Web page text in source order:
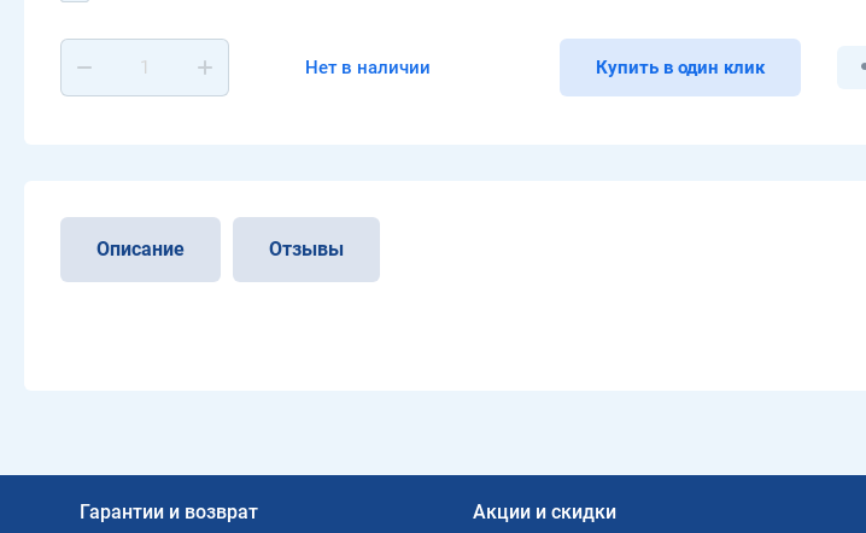
Нет в наличии Купить в один клик
Описание Отзывы
Гарантии и возврат Акции и скидки